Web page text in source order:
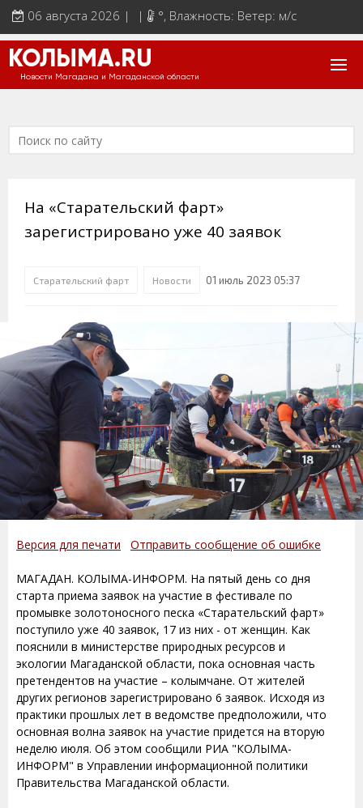
06 августа 2026 | | °, Влажность: Ветер: м/с
КОЛЫМА.RU
Новости Магадана и Магаданской области
На «Старательский фарт»
зарегистрировано уже 40 заявок
Старательский фарт Новости 01 июль 2023 05:37
Версия для печати Отправить сообщение об ошибке
МАГАДАН. КОЛЫМА-ИНФОРМ. На пятый день со дня
старта приема заявок на участие в фестивале по
промывке золотоносного песка «Старательский фарт»
поступило уже 40 заявок, 17 из них - от женщин. Как
пояснили в министерстве природных ресурсов и
экологии Магаданской области, пока основная часть
претендентов на участие – колымчане. От жителей
других регионов зарегистрировано 6 заявок. Исходя из
практики прошлых лет в ведомстве предположили, что
основная волна заявок на участие придется на вторую
неделю июля. Об этом сообщили РИА "КОЛЫМА-
ИНФОРМ" в Управлении информационной политики
Правительства Магаданской области.